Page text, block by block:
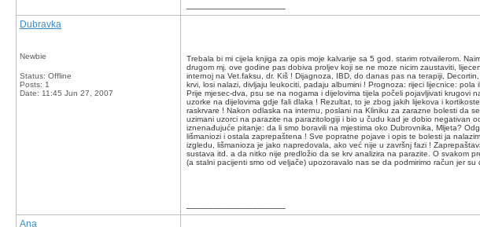
Dubravka
Newbie
Status: Offline
Posts: 1
Date: 11:45 Jun 27, 2007
Trebala bi mi cijela knjiga za opis moje kalvarije sa 5 god. starim rotvailerom.
drugom mj. ove godine pas dobiva proljev koji se ne moze nicim zaustaviti,
internoj na Vet.faksu, dr. Kiš ! Dijagnoza, IBD, do danas pas na terapiji,
krvi, losi nalazi, divljaju leukociti, padaju albumini ! Prognoza: rijeci lijecnice:
Prije mjesec-dva, psu se na nogama i dijelovima tijela počeli pojavljivati
uzorke na dijelovima gdje fali dlaka ! Rezultat, to je zbog jakih lijekova i
raskrvare ! Nakon odlaska na internu, poslani na Kliniku za zarazne bolesti da
uzimani uzorci na parazite na parazitologiji i bio u čudu kad je dobio negativan
iznenađujuće pitanje: da li smo boravili na mjestima oko Dubrovnika, Mljeta?
lišmaniozi i ostala zaprepaštena ! Sve popratne pojave i opis te bolesti ja
izgledu, lišmanioza je jako napredovala, ako već nije u završnj fazi !
sustava itd. a da nitko nije predložio da se krv analizira na parazite. O svakom
(a stalni pacijenti smo od veljače) upozoravalo nas se da podmirimo račun jer
Ana